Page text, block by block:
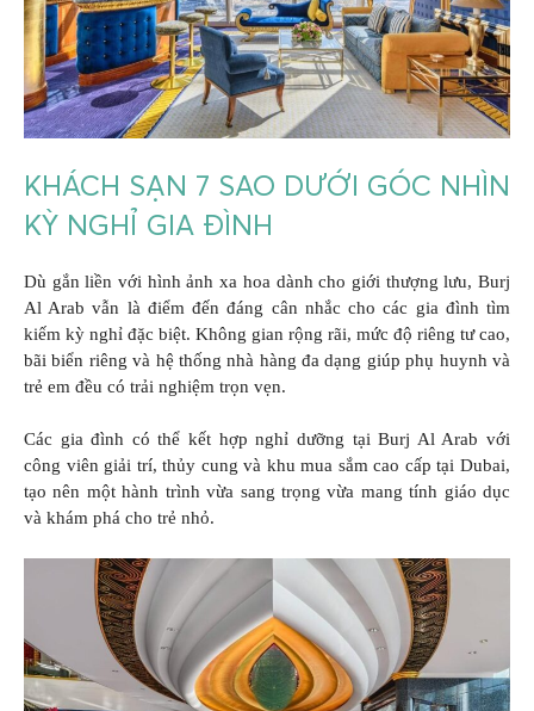
KHÁCH SẠN 7 SAO DƯỚI GÓC NHÌN
KỲ NGHỈ GIA ĐÌNH
Dù gắn liền với hình ảnh xa hoa dành cho giới thượng lưu, Burj
Al Arab vẫn là điểm đến đáng cân nhắc cho các gia đình tìm
kiếm kỳ nghỉ đặc biệt. Không gian rộng rãi, mức độ riêng tư cao,
bãi biển riêng và hệ thống nhà hàng đa dạng giúp phụ huynh và
trẻ em đều có trải nghiệm trọn vẹn.
Các gia đình có thể kết hợp nghỉ dưỡng tại Burj Al Arab với
công viên giải trí, thủy cung và khu mua sắm cao cấp tại Dubai,
tạo nên một hành trình vừa sang trọng vừa mang tính giáo dục
và khám phá cho trẻ nhỏ.